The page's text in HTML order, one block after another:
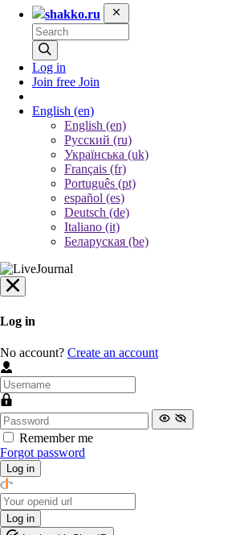
shakko.ru
Log in
Join free Join
English (en)
English (en)
Русский (ru)
Українська (uk)
Français (fr)
Português (pt)
español (es)
Deutsch (de)
Italiano (it)
Беларуская (be)
Log in
No account? Create an account
Remember me
Forgot password
Log in
Log in